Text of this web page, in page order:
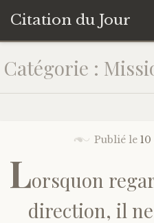
Citation du Jour
Accéder
au
contenu
Accueil
Savoir-être
Connaissance de soi
Catégorie :
Publié le
Lorsquon
direction, il ne